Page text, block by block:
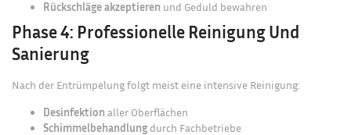
Rückschläge akzeptieren und Geduld bewahren
Phase 4: Professionelle Reinigung Und
Sanierung
Nach der Entrümpelung folgt meist eine intensive Reinigung:
Desinfektion aller Oberflächen
Schimmelbehandlung durch Fachbetriebe